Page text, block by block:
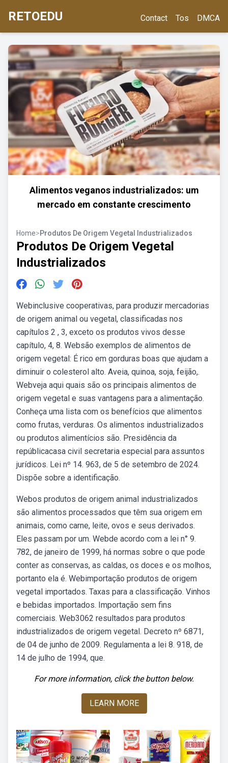
RETOEDU Contact Tos DMCA
Alimentos veganos industrializados: um
mercado em constante crescimento
Home>Produtos De Origem Vegetal Industrializados
Produtos De Origem Vegetal
Industrializados
Webinclusive cooperativas, para produzir mercadorias
de origem animal ou vegetal, classificadas nos
capítulos 2 , 3, exceto os produtos vivos desse
capítulo, 4, 8. Websão exemplos de alimentos de
origem vegetal: É rico em gorduras boas que ajudam a
diminuir o colesterol alto. Aveia, quinoa, soja, feijão,.
Webveja aqui quais são os principais alimentos de
origem vegetal e suas vantagens para a alimentação.
Conheça uma lista com os benefícios que alimentos
como frutas, verduras. Os alimentos industrializados
ou produtos alimentícios são. Presidência da
repúblicacasa civil secretaria especial para assuntos
jurídicos. Lei nº 14. 963, de 5 de setembro de 2024.
Dispõe sobre a identificação.
Webos produtos de origem animal industrializados
são alimentos processados que têm sua origem em
animais, como carne, leite, ovos e seus derivados.
Eles passam por um. Webde acordo com a lei n° 9.
782, de janeiro de 1999, há normas sobre o que pode
conter as conservas, as caldas, os doces e os molhos,
portanto ela é. Webimportação produtos de origem
vegetal importados. Taxas para a classificação. Vinhos
e bebidas importados. Importação sem fins
comerciais. Web3062 resultados para produtos
industrializados de origem vegetal. Decreto nº 6871,
de 04 de junho de 2009. Regulamenta a lei 8. 918, de
14 de julho de 1994, que.
For more information, click the button below.
LEARN MORE